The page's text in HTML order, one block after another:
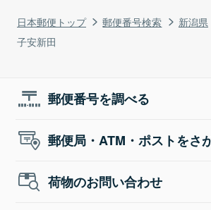
日本郵便トップ 郵便番号検索 新潟県
子安新田
郵便番号を調べる
郵便局・ATM・ポストをさ
荷物のお問い合わせ